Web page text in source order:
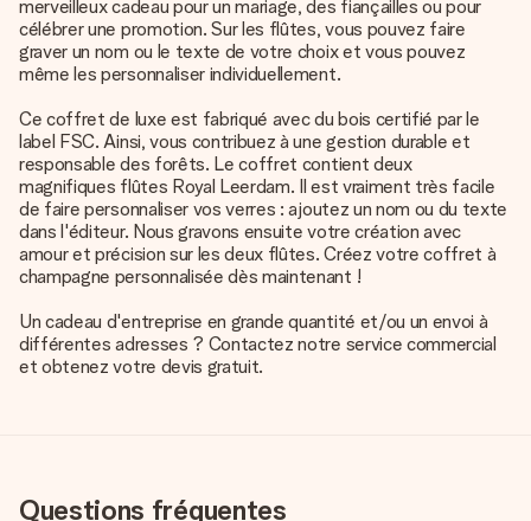
merveilleux cadeau pour un mariage, des fiançailles ou pour
célébrer une promotion. Sur les flûtes, vous pouvez faire
graver un nom ou le texte de votre choix et vous pouvez
même les personnaliser individuellement.
Ce coffret de luxe est fabriqué avec du bois certifié par le
label FSC. Ainsi, vous contribuez à une gestion durable et
responsable des forêts. Le coffret contient deux
magnifiques flûtes Royal Leerdam. Il est vraiment très facile
de faire personnaliser vos verres : ajoutez un nom ou du texte
dans l'éditeur. Nous gravons ensuite votre création avec
amour et précision sur les deux flûtes. Créez votre coffret à
champagne personnalisée dès maintenant !
Un cadeau d'entreprise en grande quantité et/ou un envoi à
différentes adresses ? Contactez notre service commercial
et obtenez votre devis gratuit.
Questions fréquentes